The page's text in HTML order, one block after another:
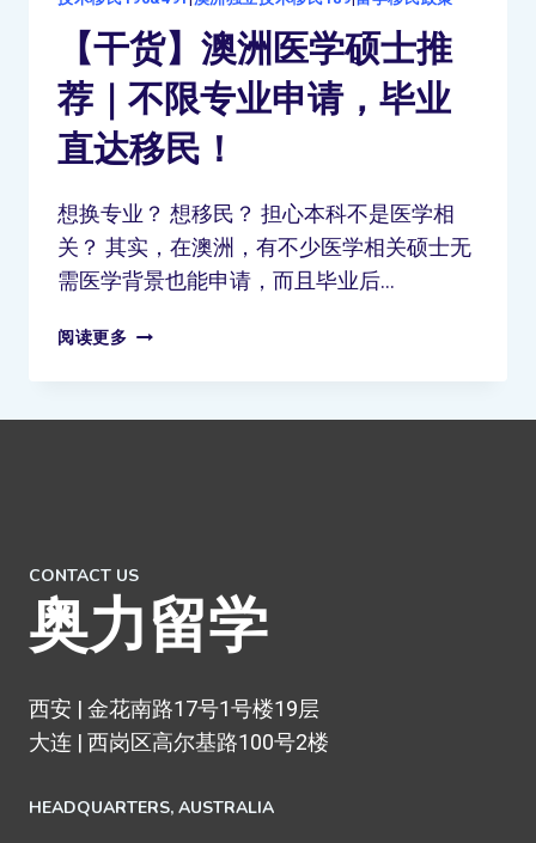
【干货】澳洲医学硕士推
荐｜不限专业申请，毕业
直达移民！
想换专业？ 想移民？ 担心本科不是医学相
关？ 其实，在澳洲，有不少医学相关硕士无
需医学背景也能申请，而且毕业后…
阅读更多
CONTACT US
奥力留学
西安 | 金花南路17号1号楼19层
大连 | 西岗区高尔基路100号2楼
HEADQUARTERS​, AUSTRALIA